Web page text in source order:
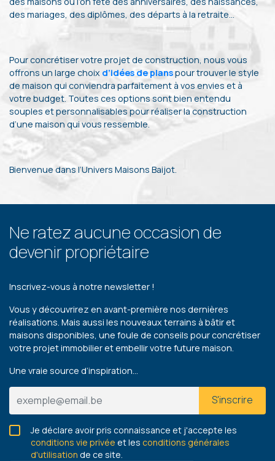
des mariages, des diplômes, des départs à la retraite…
Pour concrétiser votre projet de construction, nous vous
offrons un large choix d’idées de planspour trouver le style
de maison qui conviendra parfaitement à vos envies et à
votre budget. Toutes ces options sont bien entendu
souples et personnalisables pour réaliser la construction
d’une maison qui vous ressemble.
Bienvenue dans l’Univers Maisons Baijot.
Ne ratez aucune occasion de
devenir propriétaire
Inscrivez-vous à notre newsletter !
Vous y découvrirez en avant-première nos dernières
réalisations. Mais aussi les nouveaux terrains à bâtir et
maisons disponibles, une foule de conseils pour concrétiser
votre projet immobilier et embellir votre future maison.
Une vraie source d’inspiration…
S'inscrire
Je déclare avoir pris connaissance et j'accepte les
conditions vie privée et les conditions générales
d'utilisation de ce site.